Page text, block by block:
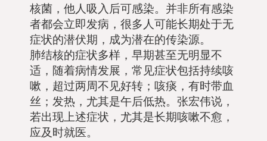
核菌，他人吸入后可感染。并非所有感染
者都会立即发病，很多人可能长期处于无
症状的潜伏期，成为潜在的传染源。
肺结核的症状多样，早期甚至无明显不
适，随着病情发展，常见症状包括持续咳
嗽，超过两周不见好转；咳痰，有时带血
丝；发热，尤其是午后低热。张宏伟说，
若出现上述症状，尤其是长期咳嗽不愈，
应及时就医。